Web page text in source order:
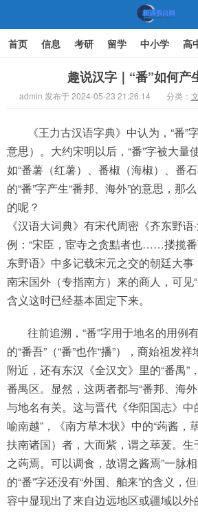
首页 信息 考研 留学 中小学 高
家庭教育趣说汉字｜“番”如何产
admin 发布于 2024-05-23 21:26:14 分类：
《王力古汉语字典》中认为，“番”
意思）。大约宋明以后，“番”字被大量
如“番薯（红薯）、番椒（海椒）、番
的“番”字产生“番邦、海外”的意思，那
的呢？
《汉语大词典》有宋代周密《齐东野
例：“宋臣，宦寺之贪黠者也……搂揽番
东野语》中多记载宋元之交的朝廷大事
南宋国外（专指南方）来的商人，可见
含义这时已经基本固定下来。
往前追溯，“番”字用于地名的用例
的“番吾”（“番”也作“播”），商始祖发
附近，还有东汉《全汉文》里的“番禺”
番禺区。显然，这两者都与“番邦、海
与地名有关。这与晋代《华阳国志》中
喻南越”，《南方草木状》中的“蒟酱，
扶南诸国）者，大而紫，谓之荜茇。
之蒟焉。可以调食，故谓之酱焉”一脉
的“番”字还没有“外国、舶来”的含义，
容中显现出了来自边远地区或疆域以外